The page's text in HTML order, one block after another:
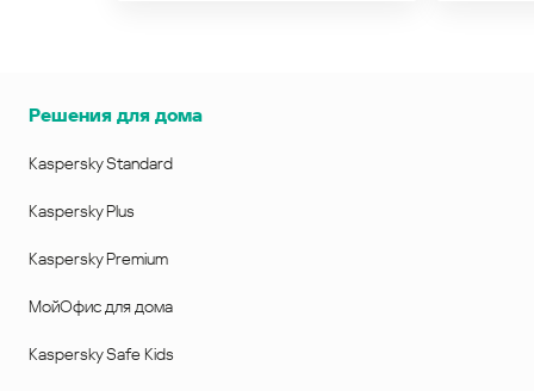
Решения для дома
Kaspersky Standard
Kaspersky Plus
Kaspersky Premium
МойОфис для дома
Kaspersky Safe Kids